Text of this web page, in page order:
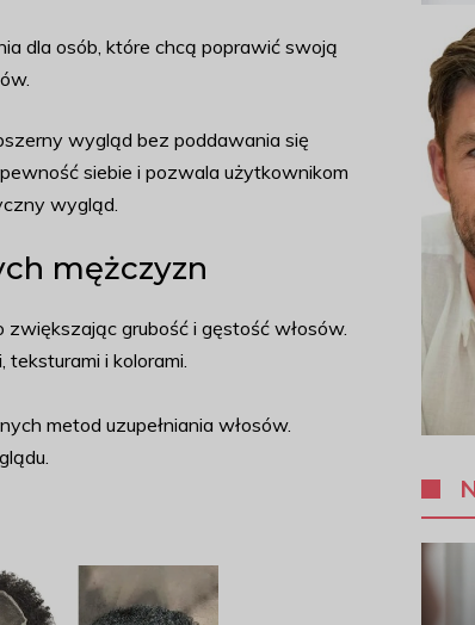
dla osób, które chcą poprawić swoją
wygląd bez poddawania się
siebie i pozwala użytkownikom
wygląd.
mężczyzn
grubość i gęstość włosów.
i kolorami.
metod uzupełniania włosów.